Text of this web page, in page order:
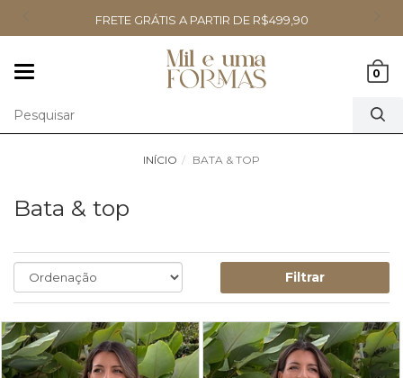
FRETE GRÁTIS A PARTIR DE R$499,90
0
INÍCIO BATA & TOP
Bata & top
Filtrar